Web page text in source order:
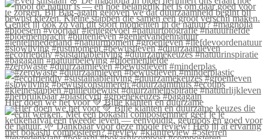
#zerowaste #duurzaamleven #bewustleven #minderplas
Hier doen we het voor 💚 Blije klanten én duurzame